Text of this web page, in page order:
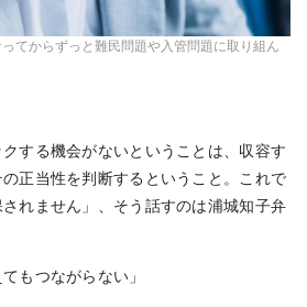
てからずっと難民問題や入管問題に取り組ん
クする機会がないということは、収容す
正当性を判断するということ。これで
れません」、そう話すのは浦城知子弁
もつながらない」